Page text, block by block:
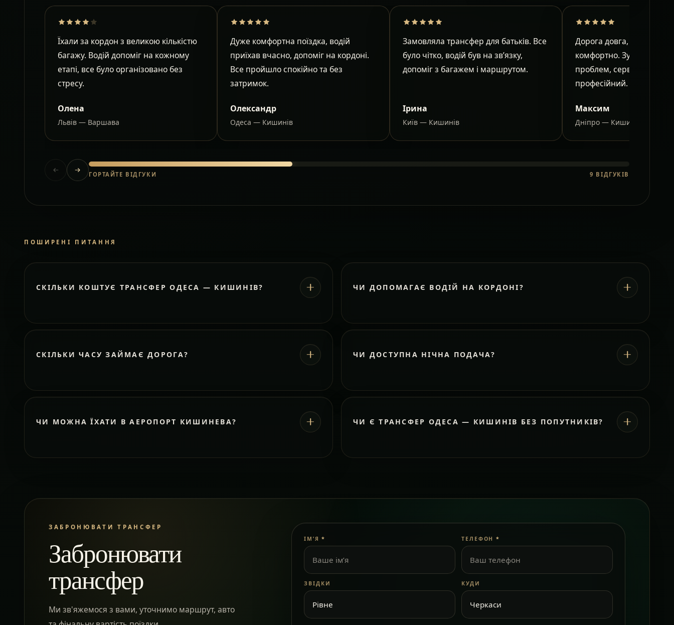
Їхали за кордон з великою кількістю
багажу. Водій допоміг на кожному
етапі, все було організовано без
стресу.
Олена
Львів — Варшава
Дуже комфортна поїздка, водій
приїхав вчасно, допоміг на кордоні.
Все пройшло спокійно та без
затримок.
Олександр
Одеса — Кишинів
Замовляла трансфер для батьків. Все
було чітко, водій був на зв’язку,
допоміг з багажем і маршрутом.
Ірина
Київ — Кишинів
Дорога довга, але в
комфортно. Зупинки
проблем, сервіс
професійний.
Максим
Дніпро — Кишинів
ГОРТАЙТЕ ВІДГУКИ 9 ВІДГУКІВ
ПОШИРЕНІ ПИТАННЯ
СКІЛЬКИ КОШТУЄ ТРАНСФЕР ОДЕСА — КИШИНІВ?
СКІЛЬКИ ЧАСУ ЗАЙМАЄ ДОРОГА?
ЧИ МОЖНА ЇХАТИ В АЕРОПОРТ КИШИНЕВА?
ЧИ ДОПОМАГАЄ ВОДІЙ НА КОРДОНІ?
ЧИ ДОСТУПНА НІЧНА ПОДАЧА?
ЧИ Є ТРАНСФЕР ОДЕСА — КИШИНІВ БЕЗ ПОПУТНИКІВ?
ЗАБРОНЮВАТИ ТРАНСФЕР
Забронювати
трансфер
Ми зв'яжемося з вами, уточнимо маршрут, авто
ІМ’Я * ТЕЛЕФОН *
ЗВІДКИ КУДИ